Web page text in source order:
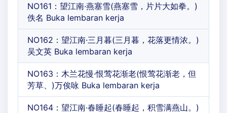
NO161：望江南·燕塞雪(燕塞雪，片片大如拳。)
佚名 Buka lembaran kerja
NO162：望江南·三月暮(三月暮，花落更情浓。)
吴文英 Buka lembaran kerja
NO163：木兰花慢·恨莺花渐老(恨莺花渐老，但
芳草、)万俟咏 Buka lembaran kerja
NO164：望江南·春睡起(春睡起，积雪满燕山。)